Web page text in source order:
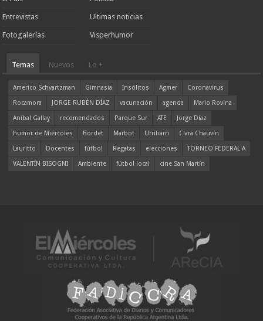
Entrevistas
Fotogalerías
Ultimas noticias
Visperhumor
Temas Nuevos Lo +
Americo Schvartzman Gimnasia Insólitos Agmer
Coronavirus
Rocamora
JORGE RUBÉN DÍAZ vacunación agenda
Mario Rovina
Aníbal Gallay
recomendados Parque Sur ATE
Jorge Díaz
humor de Miércoles
Bordet Marbot Urribarri
Clara Chauvín
Lauritto
Docentes fútbol Regatas elecciones
TORNEO FEDERAL A
VALENTÍN BISOGNI
Ambiente fútbol local cine San Martín